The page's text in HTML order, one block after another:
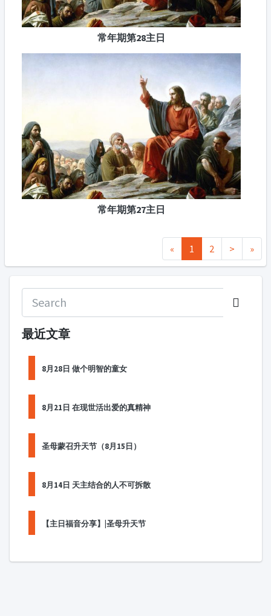
常年期第28主日
常年期第27主日
« 1 2 > »
最近文章
8月28日 做个明智的童女
8月21日 在现世活出爱的真精神
圣母蒙召升天节（8月15日）
8月14日 天主结合的人不可拆散
【主日福音分享】|圣母升天节